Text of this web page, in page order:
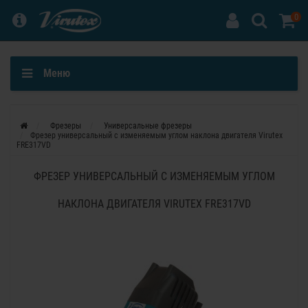
0
Меню
Фрезеры
Универсальные фрезеры
Фрезер универсальный с изменяемым углом наклона двигателя Virutex
FRE317VD
ФРЕЗЕР УНИВЕРСАЛЬНЫЙ С ИЗМЕНЯЕМЫМ УГЛОМ
НАКЛОНА ДВИГАТЕЛЯ VIRUTEX FRE317VD